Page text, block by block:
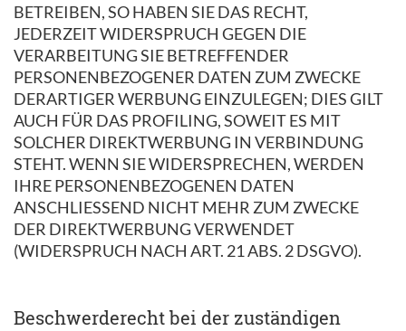
BETREIBEN, SO HABEN SIE DAS RECHT,
JEDERZEIT WIDERSPRUCH GEGEN DIE
VERARBEITUNG SIE BETREFFENDER
PERSONENBEZOGENER DATEN ZUM ZWECKE
DERARTIGER WERBUNG EINZULEGEN; DIES GILT
AUCH FÜR DAS PROFILING, SOWEIT ES MIT
SOLCHER DIREKTWERBUNG IN VERBINDUNG
STEHT. WENN SIE WIDERSPRECHEN, WERDEN
IHRE PERSONENBEZOGENEN DATEN
ANSCHLIESSEND NICHT MEHR ZUM ZWECKE
DER DIREKTWERBUNG VERWENDET
(WIDERSPRUCH NACH ART. 21 ABS. 2 DSGVO).
Beschwerde­recht bei der zuständigen